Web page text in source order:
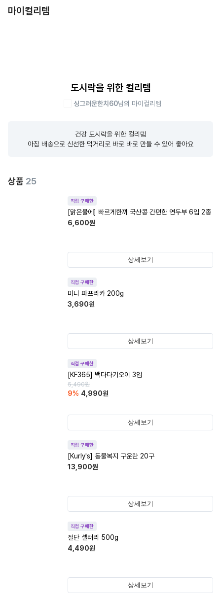
마이컬리템
도시락을 위한 컬리템
싱그러운한치60님의 마이컬리템
건강 도시락을 위한 컬리템
아침 배송으로 신선한 먹거리로 바로 바로 만들 수 있어 좋아요
상품 25
직접 구매한
[맑은물에] 빠르게한끼 국산콩 간편한 연두부 6입 2종
6,600원
상세보기
직접 구매한
미니 파프리카 200g
3,690원
상세보기
직접 구매한
[KF365] 백다다기오이 3입
5,490원
9% 4,990원
상세보기
직접 구매한
[Kurly's] 동물복지 구운란 20구
13,900원
상세보기
직접 구매한
절단 셀러리 500g
4,490원
상세보기